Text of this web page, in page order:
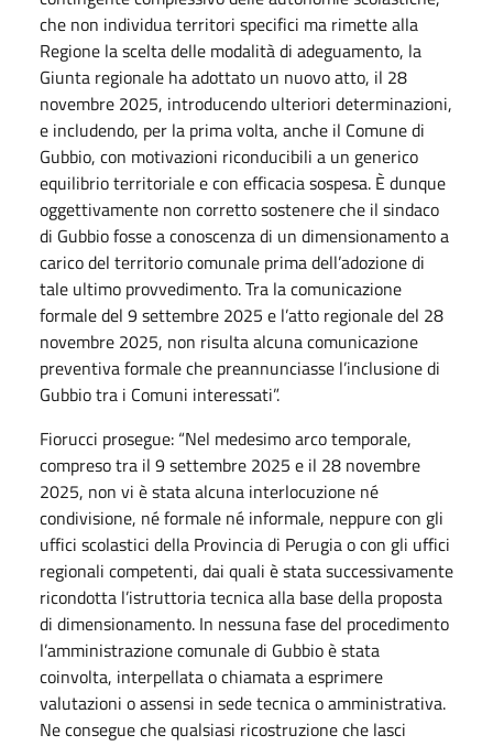
che non individua territori specifici ma rimette alla
Regione la scelta delle modalità di adeguamento, la
Giunta regionale ha adottato un nuovo atto, il 28
novembre 2025, introducendo ulteriori determinazioni,
e includendo, per la prima volta, anche il Comune di
Gubbio, con motivazioni riconducibili a un generico
equilibrio territoriale e con efficacia sospesa. È dunque
oggettivamente non corretto sostenere che il sindaco
di Gubbio fosse a conoscenza di un dimensionamento a
carico del territorio comunale prima dell’adozione di
tale ultimo provvedimento. Tra la comunicazione
formale del 9 settembre 2025 e l’atto regionale del 28
novembre 2025, non risulta alcuna comunicazione
preventiva formale che preannunciasse l’inclusione di
Gubbio tra i Comuni interessati”.
Fiorucci prosegue: “Nel medesimo arco temporale,
compreso tra il 9 settembre 2025 e il 28 novembre
2025, non vi è stata alcuna interlocuzione né
condivisione, né formale né informale, neppure con gli
uffici scolastici della Provincia di Perugia o con gli uffici
regionali competenti, dai quali è stata successivamente
ricondotta l’istruttoria tecnica alla base della proposta
di dimensionamento. In nessuna fase del procedimento
l’amministrazione comunale di Gubbio è stata
coinvolta, interpellata o chiamata a esprimere
valutazioni o assensi in sede tecnica o amministrativa.
Ne consegue che qualsiasi ricostruzione che lasci